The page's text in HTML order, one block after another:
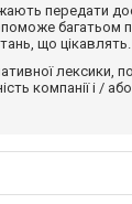
передати
багатьом
що цікавлять.
лексики,
компанії і /